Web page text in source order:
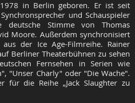
in Berlin geboren. Er ist seit
und Schauspieler
Stimme von Thomas
Moore. Außerdem synchronisiert
der Ice Age-Filmreihe. Rainer
Berliner Theaterbühnen zu sehen
Fernsehen in Serien wie
"Unser Charly" oder "Die Wache".
für die Reihe „Jack Slaughter zu